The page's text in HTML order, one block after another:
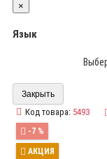
×
Язык
Закрыть
Код товара: 5493
-7 %
АКЦИЯ